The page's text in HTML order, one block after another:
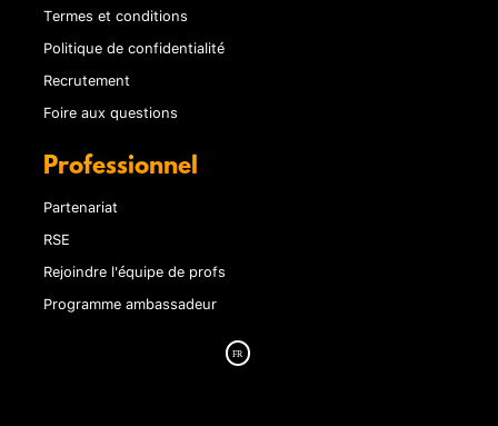
Termes et conditions
Politique de confidentialité
Recrutement
Foire aux questions
Professionnel
Partenariat
RSE
Rejoindre l'équipe de profs
Programme ambassadeur